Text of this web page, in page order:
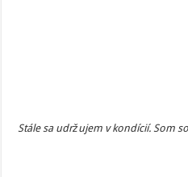
Stále sa udržujem v kondícií. Som